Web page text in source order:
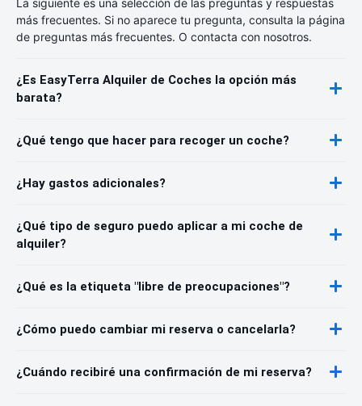
La siguiente es una selección de las preguntas y respuestas
más frecuentes. Si no aparece tu pregunta, consulta la página
de preguntas más frecuentes. O contacta con nosotros.
¿Es EasyTerra Alquiler de Coches la opción más
barata?
¿Qué tengo que hacer para recoger un coche?
¿Hay gastos adicionales?
¿Qué tipo de seguro puedo aplicar a mi coche de
alquiler?
¿Qué es la etiqueta "libre de preocupaciones"?
¿Cómo puedo cambiar mi reserva o cancelarla?
¿Cuándo recibiré una confirmación de mi reserva?